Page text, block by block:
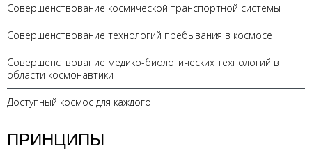
Совершенствование космической транспортной системы
Совершенствование технологий пребывания в космосе
Совершенствование медико-биологических технологий в
области космонавтики
Доступный космос для каждого
ПРИНЦИПЫ